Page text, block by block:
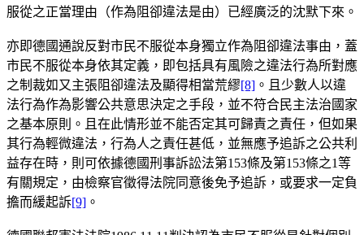
服從之正當理由（作為阻卻違法是由）已經廣泛的沈默下來。
亦即德國通說反對市民不服從本身獨立作為阻卻違法事由，蓋
市民不服從本身依其定義，即包括具有風險之違法行為所對應
之制裁如又主張阻卻違法及顯得相當荒繆[8] 。且少數人以違
法行為作為影響公共意思決定之手段，並不符合民主法治國家
之基本原則。且在此情形並不能否定其可歸責之責任，但如果
其行為輕微違法，行為人之責任甚低，並無應予追訴之公共利
益存在時，則可依據德國刑事訴訟法第153條及第153條之1等
有關規定，由檢察官徵得法院同意後免予追訴，或要求一定負
擔而緩起訴[9] 。